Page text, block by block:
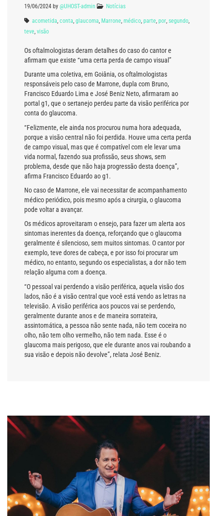
19/06/2024 by @UHOST-admin Notícias
acometida, conta, glaucoma, Marrone, médico, parte, por, segundo,
teve, visão
Os oftalmologistas deram detalhes do caso do cantor e
afirmam que existe “uma certa perda de campo visual”
Durante uma coletiva, em Goiânia, os oftalmologistas
responsáveis pelo caso de Marrone, dupla com Bruno,
Francisco Eduardo Lima e José Beniz Neto, afirmaram ao
portal g1, que o sertanejo perdeu parte da visão periférica por
conta do glaucoma.
“Felizmente, ele ainda nos procurou numa hora adequada,
porque a visão central não foi perdida. Houve uma certa perda
de campo visual, mas que é compatível com ele levar uma
vida normal, fazendo sua profissão, seus shows, sem
problema, desde que não haja progressão desta doença”,
afirma Francisco Eduardo ao g1.
No caso de Marrone, ele vai necessitar de acompanhamento
médico periódico, pois mesmo após a cirurgia, o glaucoma
pode voltar a avançar.
Os médicos aproveitaram o ensejo, para fazer um alerta aos
sintomas inerentes da doença, reforçando que o glaucoma
geralmente é silencioso, sem muitos sintomas. O cantor por
exemplo, teve dores de cabeça, e por isso foi procurar um
médico, no entanto, segundo os especialistas, a dor não tem
relação alguma com a doença.
“O pessoal vai perdendo a visão periférica, aquela visão dos
lados, não é a visão central que você está vendo as letras na
televisão. A visão periférica aos poucos vai se perdendo,
geralmente durante anos e de maneira sorrateira,
assintomática, a pessoa não sente nada, não tem coceira no
olho, não tem olho vermelho, não tem nada. Esse é o
glaucoma mais perigoso, que ele durante anos vai roubando a
sua visão e depois não devolve”, relata José Beniz.